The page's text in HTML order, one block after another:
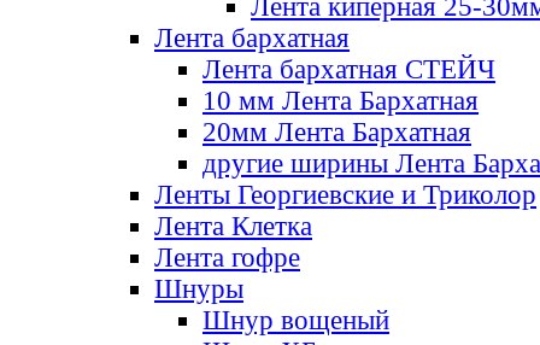
Лента киперная 25-
Лента бархатная
Лента бархатная СТЕЙЧ
10 мм Лента Бархатная
20мм Лента Бархатная
другие ширины Лента
Ленты Георгиевские и Триколор
Лента Клетка
Лента гофре
Шнуры
Шнур вощеный